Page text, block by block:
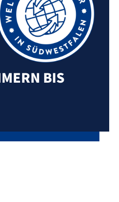
BIS